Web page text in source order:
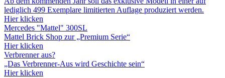
lediglich 499 Exemplare limitierten Auflage produziert werden.
Hier klicken
Mercedes "Mattel" 300SL
Mattel Brick Shop zur „Premium Serie“
Hier klicken
Verbrenner aus?
„Das Verbrenner-Aus wird Geschichte sein“
Hier klicken